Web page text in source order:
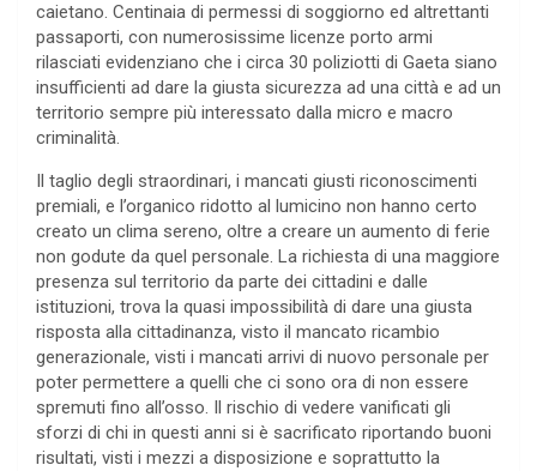
caietano. Centinaia di permessi di soggiorno ed altrettanti
passaporti, con numerosissime licenze porto armi
rilasciati evidenziano che i circa 30 poliziotti di Gaeta siano
insufficienti ad dare la giusta sicurezza ad una città e ad un
territorio sempre più interessato dalla micro e macro
criminalità.
Il taglio degli straordinari, i mancati giusti riconoscimenti
premiali, e l’organico ridotto al lumicino non hanno certo
creato un clima sereno, oltre a creare un aumento di ferie
non godute da quel personale. La richiesta di una maggiore
presenza sul territorio da parte dei cittadini e dalle
istituzioni, trova la quasi impossibilità di dare una giusta
risposta alla cittadinanza, visto il mancato ricambio
generazionale, visti i mancati arrivi di nuovo personale per
poter permettere a quelli che ci sono ora di non essere
spremuti fino all’osso. Il rischio di vedere vanificati gli
sforzi di chi in questi anni si è sacrificato riportando buoni
risultati, visti i mezzi a disposizione e soprattutto la